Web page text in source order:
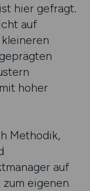
hier gefragt.
auf
hoher
Methodik,
auf
eigenen